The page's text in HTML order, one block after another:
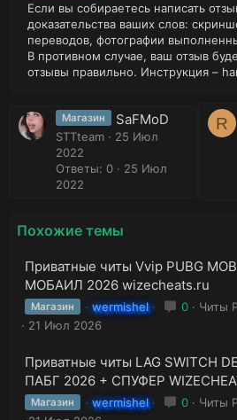
Если вы собираетесь написать
доказательства ваших слов:
переводов, фотографии
В противном случае, ваш отзыв
отзывы правильно. Инструкция –
Магазин SaFMoD
STTteam
25 Июл
2022
Ответы: 0
25 Июл
2022
R
Похожие темы
Приватные читы Vvip PUBG
МОБАИЛ 2026 wizecheats.ru
Магазин wermishel 0
Читы
21 Июл 2026
Приватные читы LAG SWITCH
ПАБГ 2026 + СПУФЕР
Магазин wermishel 0
Читы